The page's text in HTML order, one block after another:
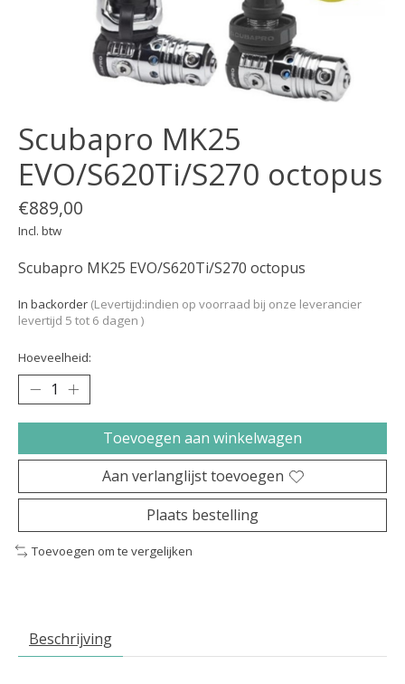
Scubapro MK25
EVO/S620Ti/S270 octopus
€889,00
Incl. btw
Scubapro MK25 EVO/S620Ti/S270 octopus
In backorder (Levertijd:indien op voorraad bij onze leverancier
levertijd 5 tot 6 dagen )
Hoeveelheid:
Toevoegen aan winkelwagen
Aan verlanglijst toevoegen
Plaats bestelling
Toevoegen om te vergelijken
Beschrijving